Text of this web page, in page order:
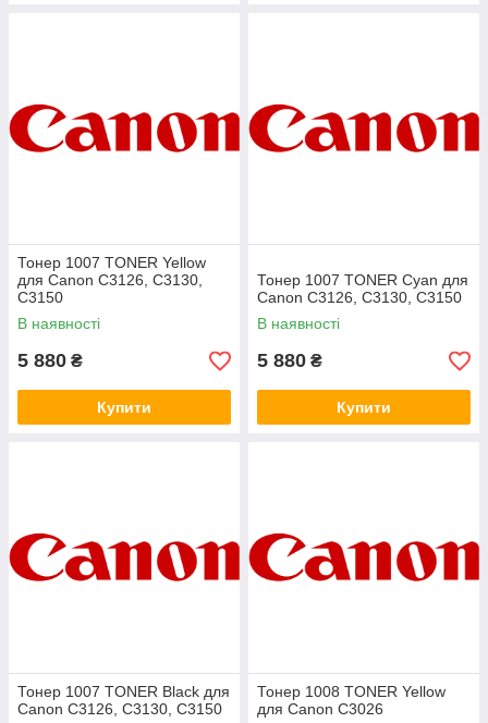
Тонер 1007 TONER Yellow
для Canon C3126, C3130,
C3150
В наявності
5 880 ₴
Купити
Тонер 1007 TONER Cyan для
Canon C3126, C3130, C3150
В наявності
5 880 ₴
Купити
Тонер 1007 TONER Black для
Canon C3126, C3130, C3150
Тонер 1008 TONER Yellow
для Canon C3026